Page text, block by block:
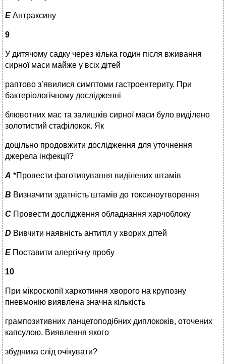
E Антраксину
9
У дитячому садку через кілька годин після вживання
сирної маси майже у всіх дітей
раптово з’явилися симптоми гастроентериту. При
бактеріологічному дослідженні
блювотних мас та залишків сирної маси було виділено
золотистий стафілокок. Як
доцільно продовжити дослідження для уточнення
джерела інфекції?
A *Провести фаготипування виділених штамів
B Визначити здатність штамів до токсиноутворення
C Провести дослідження обладнання харчоблоку
D Вивчити наявність антитіл у хворих дітей
E Поставити алергічну пробу
10
При мікроскопії харкотиння хворого на крупозну
пневмонію виявлена значна кількість
грампозитивних ланцетоподібних диплококів, оточених
капсулою. Виявлення якого
збудника слід очікувати?